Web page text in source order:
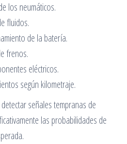
los neumáticos.
fluidos.
de la batería.
frenos.
eléctricos.
según kilometraje.
señales tempranas de
las probabilidades de